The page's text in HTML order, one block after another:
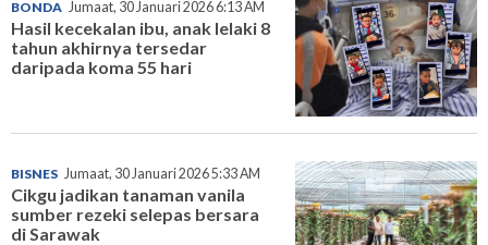
BONDA Jumaat, 30 Januari 2026 6:13 AM
Hasil kecekalan ibu, anak lelaki 8
tahun akhirnya tersedar
daripada koma 55 hari
BISNES Jumaat, 30 Januari 2026 5:33 AM
Cikgu jadikan tanaman vanila
sumber rezeki selepas bersara
di Sarawak